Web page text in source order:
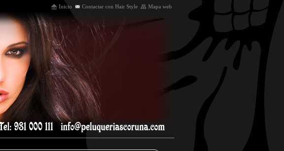
Inicio Contactar con Hair Style Mapa web